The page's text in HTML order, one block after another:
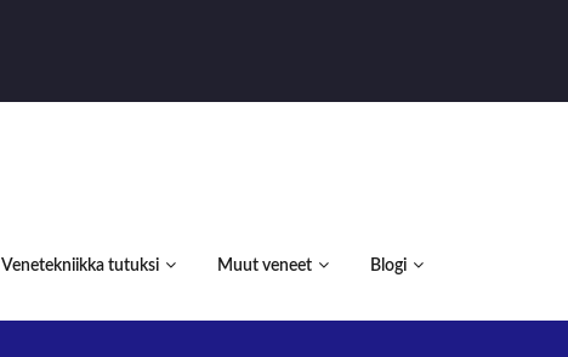
Venetekniikka tutuksi Muut veneet Blogi